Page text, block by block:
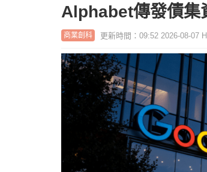
Alphabet傳發債集
商業創科 更新時間：09:52 2026-08-07